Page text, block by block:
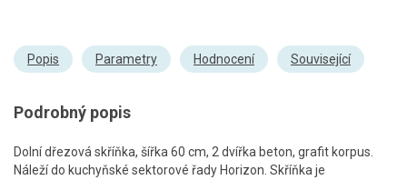
Popis Parametry Hodnocení Související
Podrobný popis
Dolní dřezová skříňka, šířka 60 cm, 2 dvířka beton, grafit korpus.
Náleží do kuchyňské sektorové řady Horizon. Skříňka je